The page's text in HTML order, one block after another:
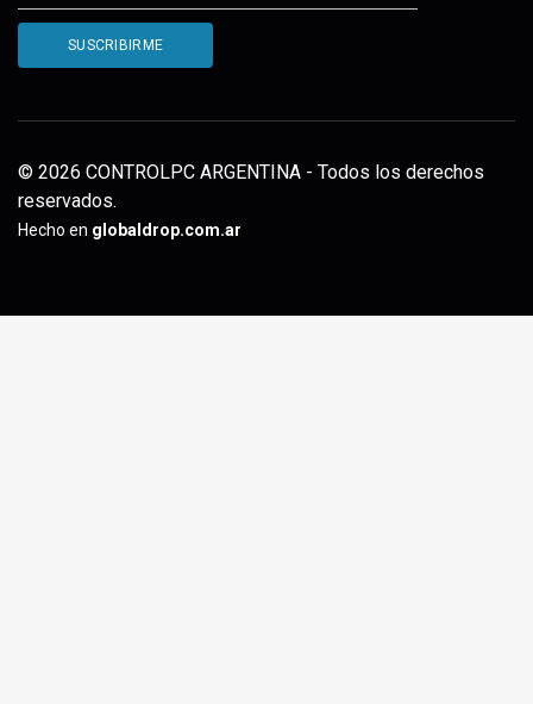
© 2026 CONTROLPC ARGENTINA - Todos los derechos
reservados.
Hecho en globaldrop.com.ar